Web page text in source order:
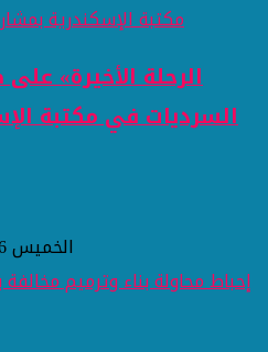
السرديات في مكتبة
الخميس 06 أغسطس 2026 09:04 مساءً